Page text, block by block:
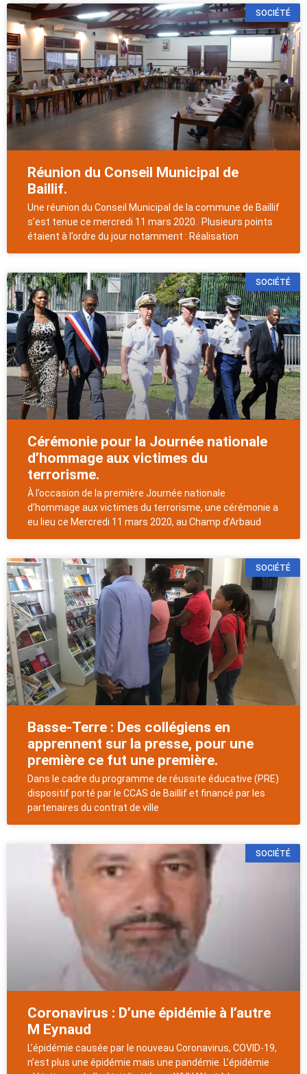
SOCIÉTÉ
Réunion du Conseil Municipal de
Baillif.
Une réunion du Conseil Municipal de la commune de Baillif
s’est tenue ce mercredi 11 mars 2020. Plusieurs points
étaient à l’ordre du jour notamment : Réalisation
SOCIÉTÉ
Cérémonie pour la Journée nationale
d’hommage aux victimes du
terrorisme.
À l’occasion de la première Journée nationale
d’hommage aux victimes du terrorisme, une cérémonie a
eu lieu ce Mercredi 11 mars 2020, au Champ d’Arbaud
SOCIÉTÉ
Basse-Terre : Des collégiens en
apprennent sur la presse, pour une
première ce fut une première.
Dans le cadre du programme de réussite éducative (PRE)
dispositif porté par le CCAS de Baillif et financé par les
partenaires du contrat de ville
SOCIÉTÉ
Coronavirus : D’une épidémie à l’autre
M Eynaud
L’épidémie causée par le nouveau Coronavirus, COVID-19,
n’est plus une épidémie mais une pandémie. L’épidémie